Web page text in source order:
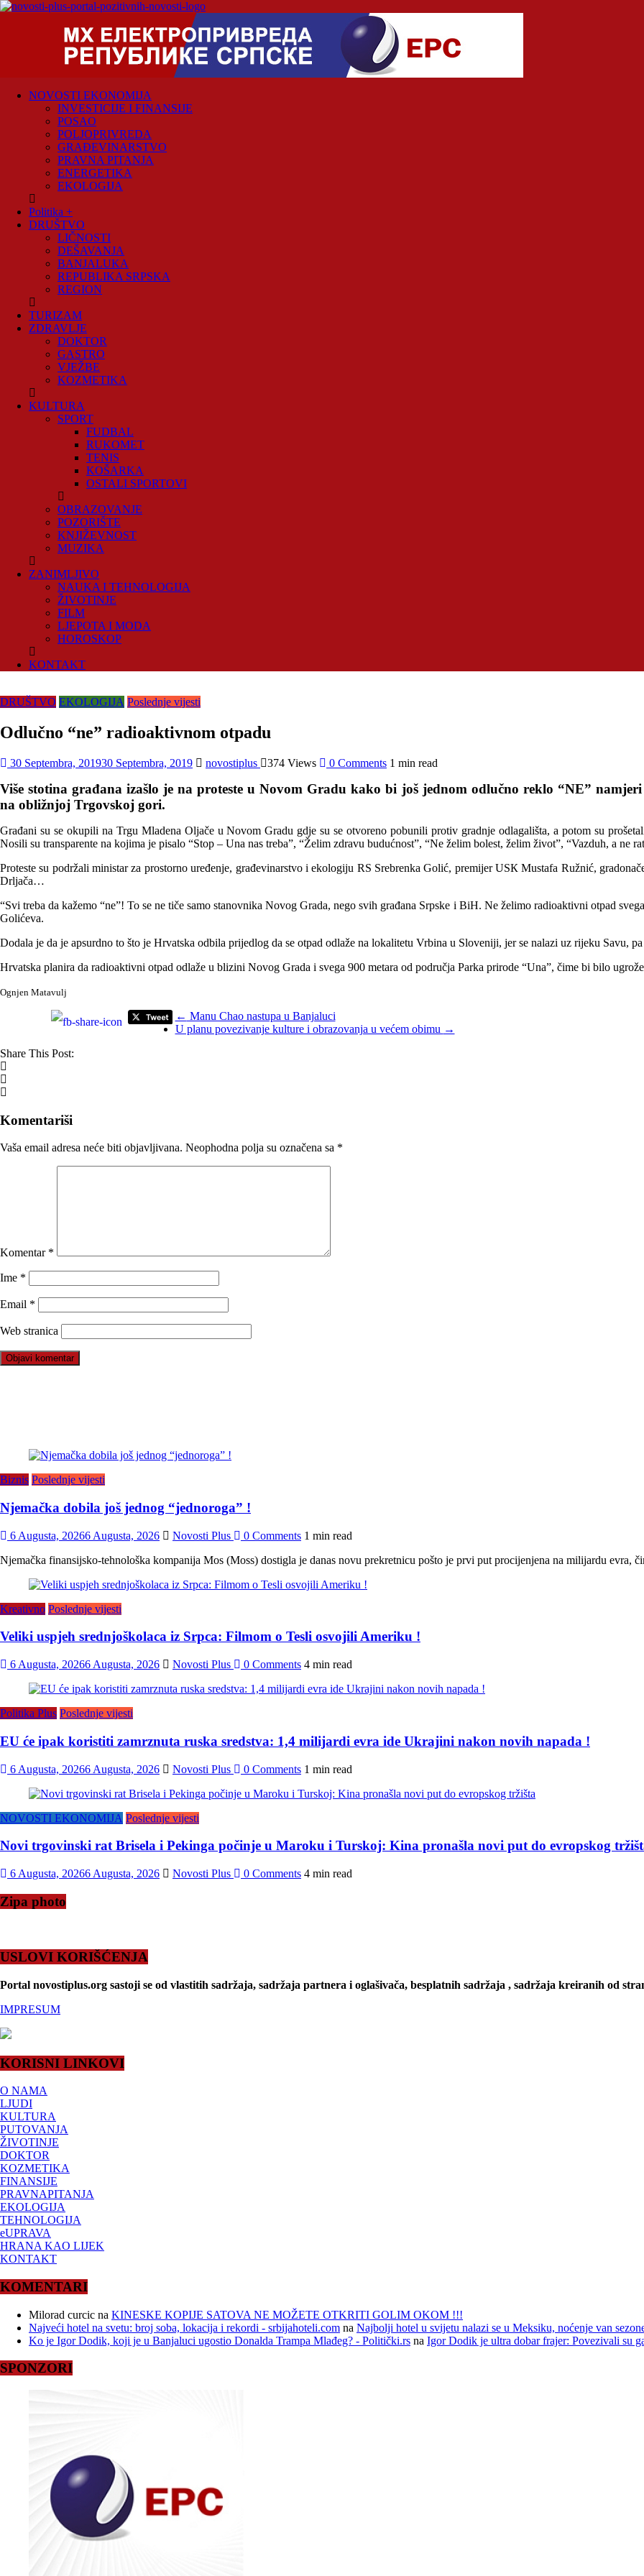
Skip
pozitivnihNOVOSTI EKONOMIJA
INVESTICIJE I FINANSIJE
POSAO
POLJOPRIVREDA
GRAĐEVINARSTVO
PRAVNA PITANJA
ENERGETIKA
EKOLOGIJA
Politika +
DRUŠTVO
LIČNOSTI
DEŠAVANJA
BANJALUKA
REPUBLIKA SRPSKA
REGION
TURIZAM
ZDRAVLJE
DOKTOR
GASTRO
VJEŽBE
KOZMETIKA
KULTURA
SPORT
FUDBAL
RUKOMET
TENIS
KOŠARKA
OSTALI SPORTOVI
OBRAZOVANJE
POZORIŠTE
KNJIŽEVNOST
MUZIKA
ZANIMLJIVO
NAUKA I TEHNOLOGIJA
ŽIVOTINJE
FILM
LJEPOTA I MODA
HOROSKOP
KONTAKT
DRUŠTVO EKOLOGIJA Poslednje vijesti
Odlučno “ne” radioaktivnom otpadu
30 Septembra, 201930 Septembra, 2019 novostiplus 374 Views 0 Comments 1 min read
Više stotina građana izašlo je na proteste u Novom Gradu kako bi još jednom odlučno reklo “NE”
na obližnjoj Trgovskoj gori.
Građani su se okupili na Trgu Mladena Oljače u Novom Gradu gdje su se otvoreno pobunili protiv gradnje odlagališta, a potom su
Nosili su transparente na kojima je pisalo “Stop – Una nas treba”, “Želim zdravu budućnost”, “Ne želim bolest, želim život”, “Vazduh, a ne
Proteste su podržali ministar za prostorno uređenje, građevinarstvo i ekologiju RS Srebrenka Golić, premijer USК Mustafa Ružnić,
Drljača…
“Svi treba da kažemo “ne”! To se ne tiče samo stanovnika Novog Grada, nego svih građana Srpske i BiH. Ne želimo radioaktivni otpad
Golićeva.
Dodala je da je apsurdno to što je Hrvatska odbila prijedlog da se otpad odlaže na lokalitetu Vrbina u Sloveniji, jer se nalazi uz rijeku Savu,
Hrvatska planira da radioaktivni otpad odlaže u blizini Novog Grada i svega 900 metara od područja Parka prirode “Una”, čime bi bilo
Ognjen Matavulj
← Manu Chao nastupa u Banjaluci
U planu povezivanje kulture i obrazovanja u većem obimu →
Share This Post:
Komentariši
Vaša email adresa neće biti objavljivana. Neophodna polja su označena sa *
Komentar *
Ime *
Email *
Web stranica
Biznis Poslednje vijesti
Njemačka dobila još jednog “jednoroga” !
6 Augusta, 20266 Augusta, 2026 Novosti Plus 0 Comments 1 min read
Njemačka finansijsko-tehnološka kompanija Mos (Moss) dostigla je danas novu prekretnicu pošto je prvi put procijenjena na milijardu evra,
Kreativno Poslednje vijesti
Veliki uspjeh srednjoškolaca iz Srpca: Filmom o Tesli osvojili Ameriku !
6 Augusta, 20266 Augusta, 2026 Novosti Plus 0 Comments 4 min read
Politika Plus Poslednje vijesti
EU će ipak koristiti zamrznuta ruska sredstva: 1,4 milijardi evra ide Ukrajini nakon novih napada !
6 Augusta, 20266 Augusta, 2026 Novosti Plus 0 Comments 1 min read
NOVOSTI EKONOMIJA Poslednje vijesti
Novi trgovinski rat Brisela i Pekinga počinje u Maroku i Turskoj: Kina pronašla novi put do evropskog
6 Augusta, 20266 Augusta, 2026 Novosti Plus 0 Comments 4 min read
Zipa photo
USLOVI KORIŠĆENJA
Portal novostiplus.org sastoji se od vlastitih sadržaja, sadržaja partnera i oglašivača, besplatnih sadržaja , sadržaja kreiranih od
IMPRESUM
KORISNI LINKOVI
O NAMA
LJUDI
KULTURA
PUTOVANJA
ŽIVOTINJE
DOKTOR
KOZMETIKA
FINANSIJE
PRAVNAPITANJA
EKOLOGIJA
TEHNOLOGIJA
eUPRAVA
HRANA KAO LIJEK
KONTAKT
KOMENTARI
Milorad curcic na KINESKE KOPIJE SATOVA NE MOŽETE OTKRITI GOLIM OKOM !!!
Najveći hotel na svetu: broj soba, lokacija i rekordi - srbijahoteli.com na Najbolji hotel u svijetu nalazi se u Meksiku, noćenje van
Ko je Igor Dodik, koji je u Banjaluci ugostio Donalda Trampa Mlađeg? - Politički.rs na Igor Dodik je ultra dobar frajer: Povezivali su
SPONZORI